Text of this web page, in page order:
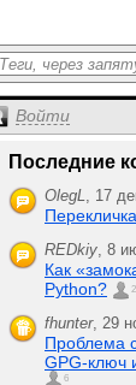
Войти
Последние
OlegL, 17
Перекличка
REDkiy, 8
Как
Python?
2
fhunter, 29
Проблема
GPG-ключ
6